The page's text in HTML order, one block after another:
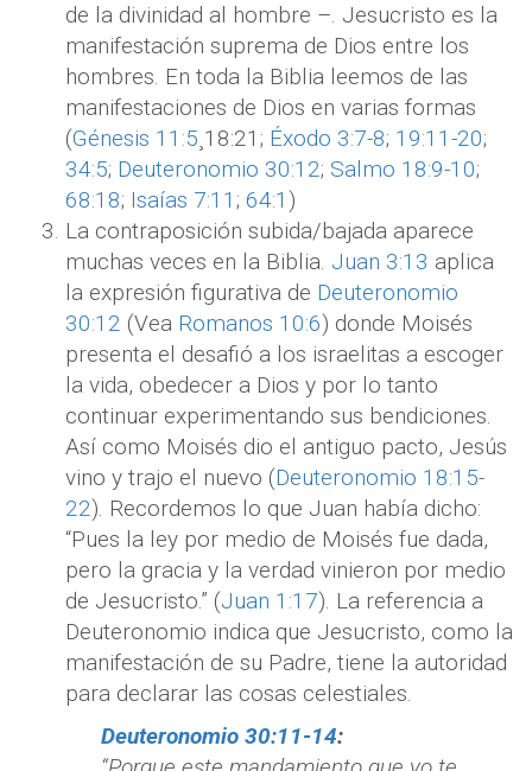
de la divinidad al hombre –. Jesucristo es la
manifestación suprema de Dios entre los
hombres. En toda la Biblia leemos de las
manifestaciones de Dios en varias formas
(Génesis 11:5 ¸18:21; Éxodo 3:7-8; 19:11-20;
34:5; Deuteronomio 30:12; Salmo 18:9-10;
68:18; Isaías 7:11 ; 64:1 )
La contraposición subida/bajada aparece
muchas veces en la Biblia. Juan 3:13 aplica
la expresión figurativa de Deuteronomio
30:12 (Vea Romanos 10:6) donde Moisés
presenta el desafió a los israelitas a escoger
la vida, obedecer a Dios y por lo tanto
continuar experimentando sus bendiciones.
Así como Moisés dio el antiguo pacto, Jesús
vino y trajo el nuevo (Deuteronomio 18:15-
22). Recordemos lo que Juan había dicho:
“Pues la ley por medio de Moisés fue dada,
pero la gracia y la verdad vinieron por medio
de Jesucristo.” (Juan 1:17). La referencia a
Deuteronomio indica que Jesucristo, como la
manifestación de su Padre, tiene la autoridad
para declarar las cosas celestiales.
Deuteronomio 30:11-14: